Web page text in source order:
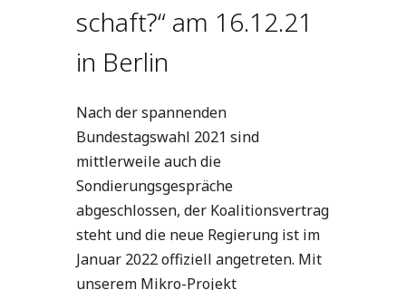
schaft?“ am 16.12.21
in Berlin
Nach der spannenden
Bundestagswahl 2021 sind
mittlerweile auch die
Sondierungsgespräche
abgeschlossen, der Koalitionsvertrag
steht und die neue Regierung ist im
Januar 2022 offiziell angetreten. Mit
unserem Mikro-Projekt